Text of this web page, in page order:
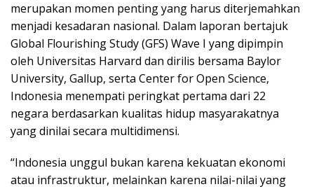
merupakan momen penting yang harus diterjemahkan
menjadi kesadaran nasional. Dalam laporan bertajuk
Global Flourishing Study (GFS) Wave I yang dipimpin
oleh Universitas Harvard dan dirilis bersama Baylor
University, Gallup, serta Center for Open Science,
Indonesia menempati peringkat pertama dari 22
negara berdasarkan kualitas hidup masyarakatnya
yang dinilai secara multidimensi.
“Indonesia unggul bukan karena kekuatan ekonomi
atau infrastruktur, melainkan karena nilai-nilai yang